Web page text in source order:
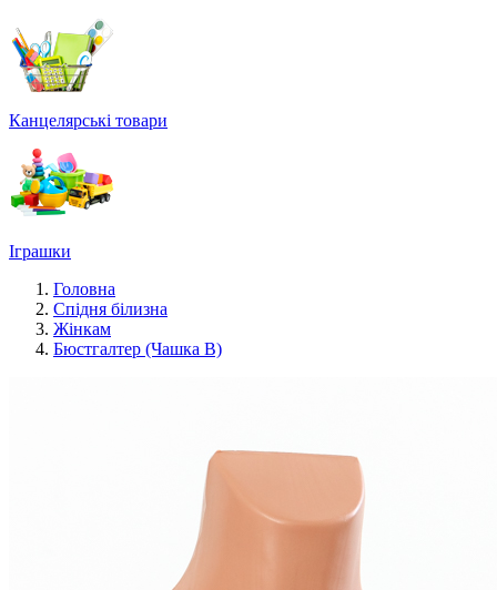
Канцелярські товари
Іграшки
Головна
Спідня білизна
Жінкам
Бюстгалтер (Чашка В)